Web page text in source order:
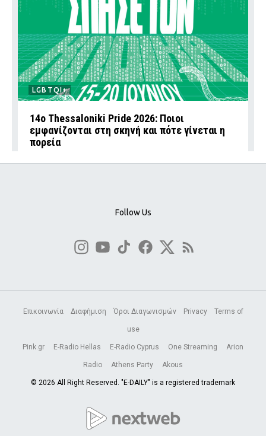
LGBTQI+
14ο Thessaloniki Pride 2026: Ποιοι
εμφανίζονται στη σκηνή και πότε γίνεται η
πορεία
Follow Us
Επικοινωνία Διαφήμιση Όροι Διαγωνισμών Privacy Terms of
use
Pink.gr E-Radio Hellas E-Radio Cyprus One Streaming Arion
Radio Athens Party Akous
© 2026 All Right Reserved. "E-DAILY" is a registered trademark